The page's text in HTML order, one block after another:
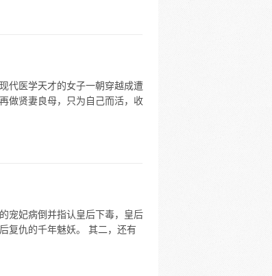
代医学天才的女子一朝穿越成遭
做贤妻良母，只为自己而活，收
宠妃病倒并指认皇后下毒，皇后
复仇的千年魅妖。 其二，还有